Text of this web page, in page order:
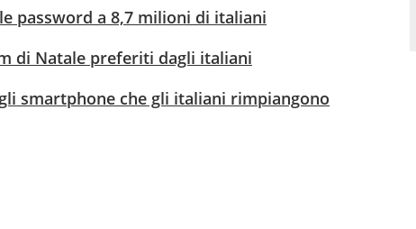
password a 8,7 milioni di italiani
di Natale preferiti dagli italiani
smartphone che gli italiani rimpiangono